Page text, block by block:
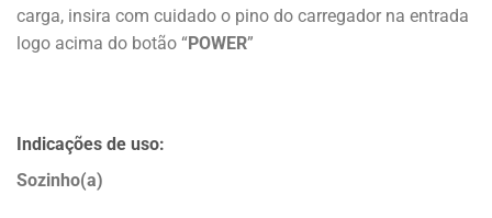
carga, insira com cuidado o pino do carregador na entrada
logo acima do botão “POWER”
Indicações de uso:
Sozinho(a)